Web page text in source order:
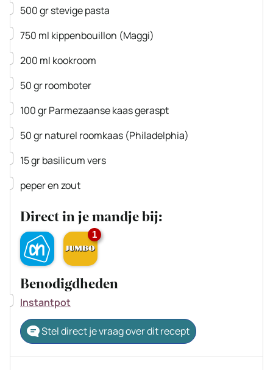
▢
500grstevige pasta
▢
750 ml kippenbouillon (Maggi)
▢
200 ml kookroom
▢
50grroomboter
▢
100grParmezaanse kaasgeraspt
▢
50grnaturel roomkaas (Philadelphia)
▢
15grbasilicumvers
▢
peper en zout
Direct in je mandje bij:
1
Benodigdheden
▢
Instantpot
Stel direct je vraag over dit recept